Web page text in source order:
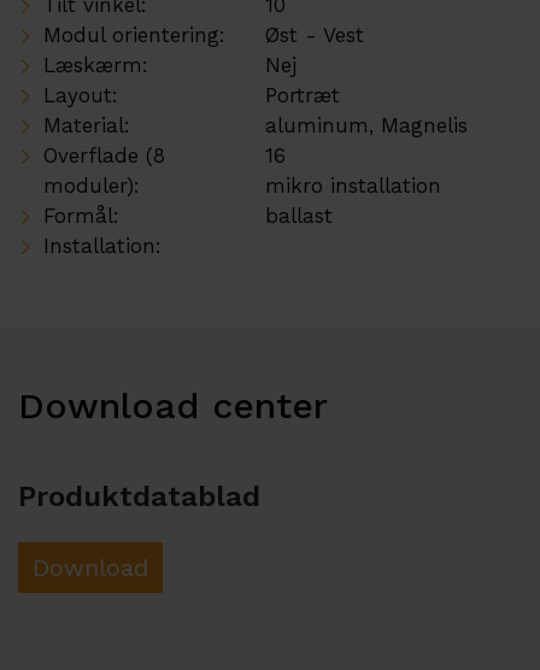
Modul orientering:
Læskærm:
Layout:
Material:
Overflade (8
moduler):
Formål:
Installation:
Øst - Vest
Nej
Portræt
aluminum, Magnelis
16
mikro installation
ballast
Download center
Produktdatablad
Download